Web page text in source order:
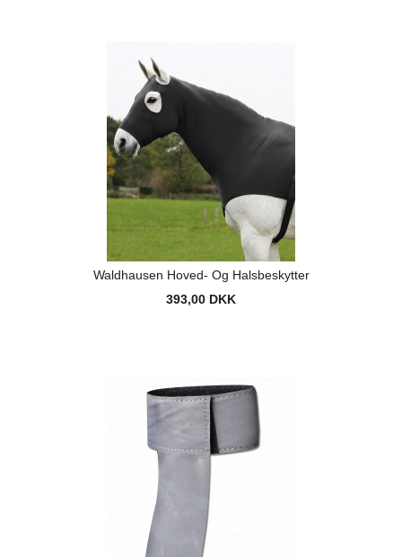
Waldhausen Hoved- Og Halsbeskytter
393,00 DKK